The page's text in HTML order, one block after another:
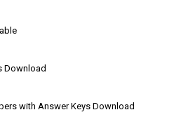
Download
with Answer Keys Download